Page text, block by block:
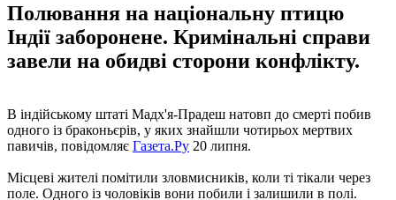
Полювання на національну птицю
Індії заборонене. Кримінальні справи
завели на обидві сторони конфлікту.
В індійському штаті Мадх'я-Прадеш натовп до смерті побив
одного із браконьєрів, у яких знайшли чотирьох мертвих
павичів, повідомляє Газета.Ру 20 липня.
Місцеві жителі помітили зловмисників, коли ті тікали через
поле. Одного із чоловіків вони побили і залишили в полі.